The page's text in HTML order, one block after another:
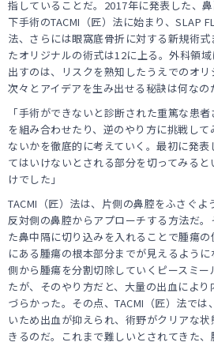
指していることだ。2017年に発表した、
下手術のTACMI（匠）法に始まり、SLAP
法、さらには眼窩底骨折に対する新規術
たオリジナルの術式は12に上る。外科領
出すのは、リスクを熟知したうえでのオリ
次々とアイデアを生み出せる秘訣は何なの
「手術ができないと診断された重篤な患
を組み合わせたり、逆のやり方に挑戦し
ないかを徹底的に考えていく。最初に発表
てはいけないとされる部分を切ってみる
けでした」
TACMI（匠）法は、片側の鼻腔をふさぐよ
反対側の鼻腔からアプローチする方法だ
た鼻中隔に切り込みを入れることで腫瘍
にある腫瘍の根本部分までが見えるよう
側から腫瘍を分割切除していくピースミ
たが、そのやり方だと、大量の出血によ
づらかった。その点、TACMI（匠）法で
いため出血が抑えられ、術野がクリアな
きるのだ。これまで難しいとされてきた